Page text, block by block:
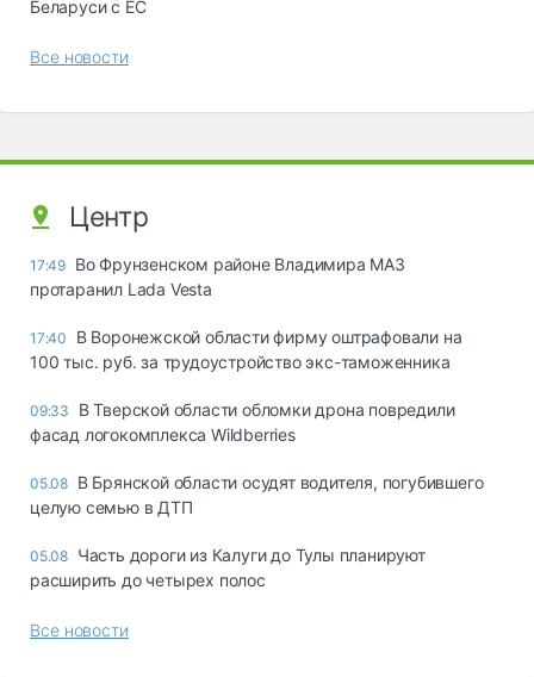
Беларуси с ЕС
Все новости
Центр
17:49 Во Фрунзенском районе Владимира МАЗ
протаранил Lada Vesta
17:40
В Воронежской области фирму оштрафовали на
100 тыс. руб. за трудоустройство экс-таможенника
09:33
В Тверской области обломки дрона повредили
фасад логокомплекса Wildberries
05.08 В Брянской области осудят водителя, погубившего
целую семью в ДТП
05.08 Часть дороги из Калуги до Тулы планируют
расширить до четырех полос
Все новости